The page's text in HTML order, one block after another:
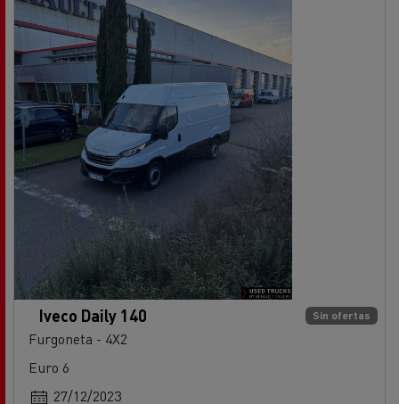
Sin ofertas
Iveco Daily 140
Furgoneta - 4X2
Euro 6
27/12/2023